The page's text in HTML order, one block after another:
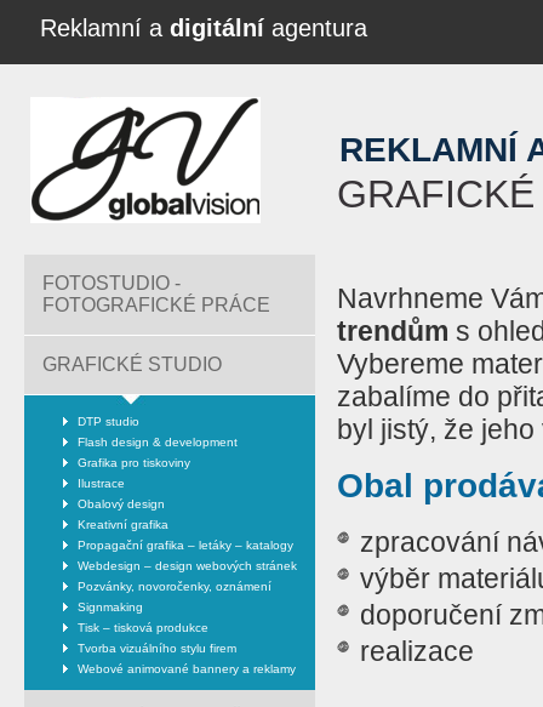
Reklamní a digitální agentura
FOTOSTUDIO -
FOTOGRAFICKÉ PRÁCE
GRAFICKÉ STUDIO
DTP studio
Flash design & development
Grafika pro tiskoviny
Ilustrace
Obalový design
Kreativní grafika
Propagační grafika – letáky – katalogy
Webdesign – design webových stránek
Pozvánky, novoročenky, oznámení
Signmaking
Tisk – tisková produkce
Tvorba vizuálního stylu firem
Webové animované bannery a reklamy
REKLAMNÍ
Navrhneme
trendům s
Vybereme
zabalíme do
byl jistý, že
Obal
zpracování
výběr
doporučení
realizace